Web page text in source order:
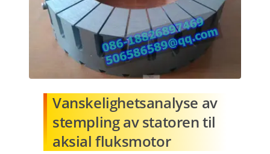
Vanskelighetsanalyse av
stempling av statoren til
aksial fluksmotor